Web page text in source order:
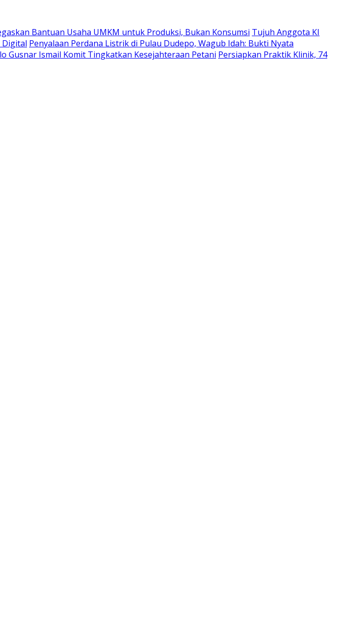
Bantuan Usaha UMKM untuk Produksi, Bukan Konsumsi Tujuh Anggota KI
Digital Penyalaan Perdana Listrik di Pulau Dudepo, Wagub Idah: Bukti Nyata
Gusnar Ismail Komit Tingkatkan Kesejahteraan Petani Persiapkan Praktik Klinik, 74